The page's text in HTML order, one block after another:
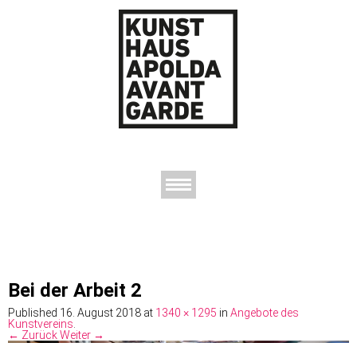
Bei der Arbeit 2
Published 16. August 2018 at 1340 × 1295 in Angebote des
Kunstvereins.
← ZurückWeiter →